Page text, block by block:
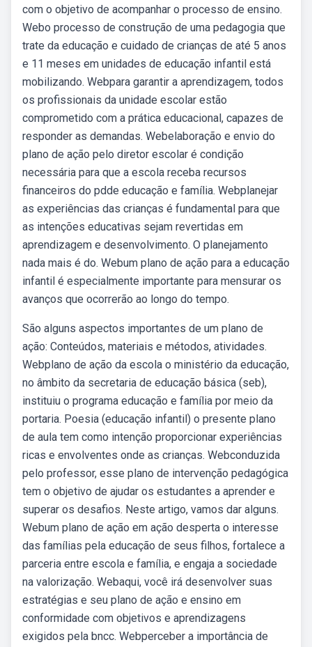
com o objetivo de acompanhar o processo de ensino.
Webo processo de construção de uma pedagogia que
trate da educação e cuidado de crianças de até 5 anos
e 11 meses em unidades de educação infantil está
mobilizando. Webpara garantir a aprendizagem, todos
os profissionais da unidade escolar estão
comprometido com a prática educacional, capazes de
responder as demandas. Webelaboração e envio do
plano de ação pelo diretor escolar é condição
necessária para que a escola receba recursos
financeiros do pdde educação e família. Webplanejar
as experiências das crianças é fundamental para que
as intenções educativas sejam revertidas em
aprendizagem e desenvolvimento. O planejamento
nada mais é do. Webum plano de ação para a educação
infantil é especialmente importante para mensurar os
avanços que ocorrerão ao longo do tempo.
São alguns aspectos importantes de um plano de
ação: Conteúdos, materiais e métodos, atividades.
Webplano de ação da escola o ministério da educação,
no âmbito da secretaria de educação básica (seb),
instituiu o programa educação e família por meio da
portaria. Poesia (educação infantil) o presente plano
de aula tem como intenção proporcionar experiências
ricas e envolventes onde as crianças. Webconduzida
pelo professor, esse plano de intervenção pedagógica
tem o objetivo de ajudar os estudantes a aprender e
superar os desafios. Neste artigo, vamos dar alguns.
Webum plano de ação em ação desperta o interesse
das famílias pela educação de seus filhos, fortalece a
parceria entre escola e família, e engaja a sociedade
na valorização. Webaqui, você irá desenvolver suas
estratégias e seu plano de ação e ensino em
conformidade com objetivos e aprendizagens
exigidos pela bncc. Webperceber a importância de